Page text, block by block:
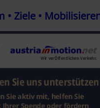
• Ziele •